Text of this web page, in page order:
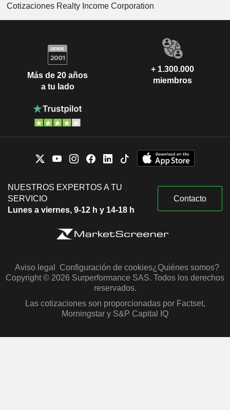
Cotizaciones Realty Income Corporation
Más de 20 años
a tu lado
+ 1.300.000
miembros
NUESTROS EXPERTOS A TU
SERVICIO
Lunes a viernes, 9-12 h y 14-18 h
Contacto
Aviso legal Configuración de cookies¿Quiénes somos?
Copyright © 2026 Surperformance SAS. Todos los derechos
reservados.
Las cotizaciones son proporcionadas por Factset,
Morningstar y S&P Capital IQ